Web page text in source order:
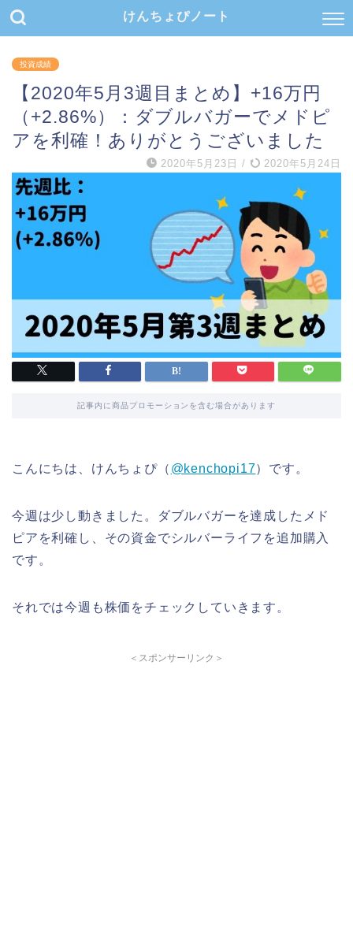
けんちょぴノート
投資成績
【2020年5月3週目まとめ】+16万円
（+2.86%）：ダブルバガーでメドピ
アを利確！ありがとうございました
2020年5月23日 / 2020年5月24日
記事内に商品プロモーションを含む場合があります
こんにちは、けんちょぴ（ @kenchopi17）です。
今週は少し動きました。ダブルバガーを達成したメド
ピアを利確し、その資金でシルバーライフを追加購入
です。
それでは今週も株価をチェックしていきます。
＜スポンサーリンク＞